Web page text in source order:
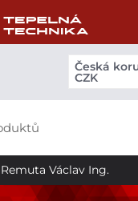
Česká
CZK
Václav Ing.